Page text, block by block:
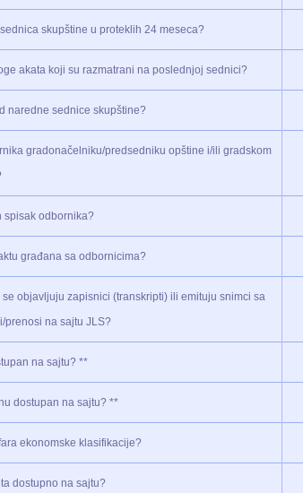
skupštine u proteklih 24 meseca?
akata koji su razmatrani na poslednjoj sednici?
naredne sednice skupštine?
gradonačelniku/predsedniku opštine i/ili gradskom
spisak odbornika?
građana sa odbornicima?
objavljuju zapisnici (transkripti) ili emituju snimci sa
prenosi na sajtu JLS?
na sajtu? **
dostupan na sajtu? **
ekonomske klasifikacije?
dostupno na sajtu?